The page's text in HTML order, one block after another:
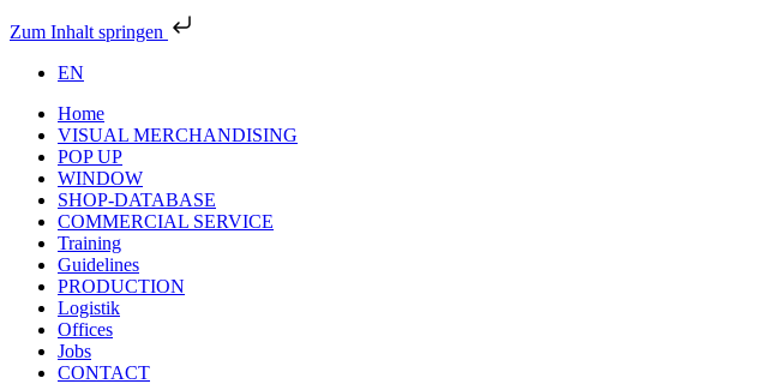
Zum Inhalt springen
EN
Home
VISUAL MERCHANDISING
POP UP
WINDOW
SHOP-DATABASE
COMMERCIAL SERVICE
Training
Guidelines
PRODUCTION
Logistik
Offices
Jobs
CONTACT